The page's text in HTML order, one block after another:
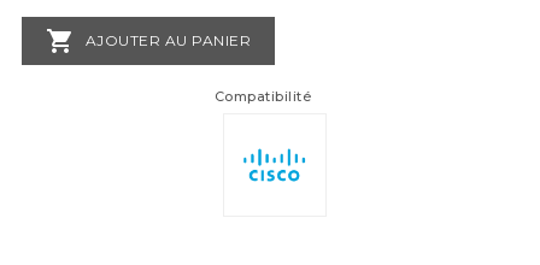
 AJOUTER AU PANIER
Compatibilité